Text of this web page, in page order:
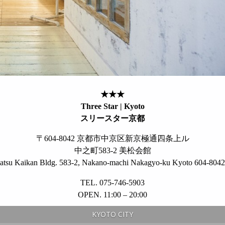
★★★
Three Star | Kyoto
スリースター京都
〒604-8042 京都市中京区新京極通四条上ル
中之町583-2 美松会館
Kaikan Bldg. 583-2, Nakano-machi Nakagyo-ku Kyoto 604-
TEL. 075-746-5903
OPEN. 11:00 – 20:00
KYOTO CITY